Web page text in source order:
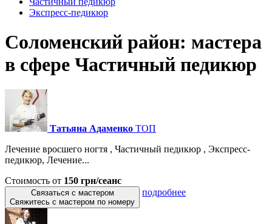
Экспресс-педикюр
Соломенский район: мастера
в сфере Частичный педикюр
Татьяна Адаменко ТОП
Лечение вросшего ногтя , Частичный педикюр , Экспресс-
педикюр, Лечение...
Стоимость от 150 грн/сеанс
Связаться с мастером
Свяжитесь с мастером по номеру
подробнее